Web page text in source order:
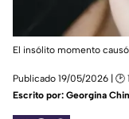
El insólito momento
Publicado 19/05/2026 | 🕑
Escrito por: Georgina